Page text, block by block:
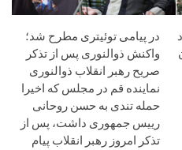
در پیامی توئیتری مطرح شد؛
واکنش ذوالنوری پس از تذکر
صریح رهبر انقلاب ذوالنوری
نماینده قم در مجلس که اخیرا
حمله تندی به حسن روحانی
رییس جمهوری داشت، پس از
تذکر امروز رهبر انقلاب پیام